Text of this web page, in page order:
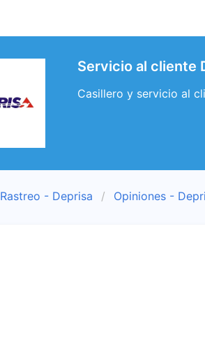
Servicio al cliente
Casillero y servicio al
Rastreo - Deprisa Opiniones -